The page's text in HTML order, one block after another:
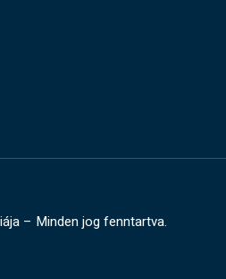
– Minden jog fenntartva.